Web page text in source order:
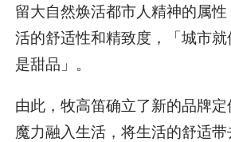
留大自然焕活都市人精神的属
活的舒适性和精致度，「城市
是甜品」。
由此，牧高笛确立了新的品牌
魔力融入生活，将生活的舒适